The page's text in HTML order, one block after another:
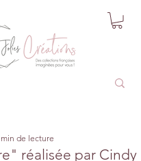
réalisée par Cindy
min de lecture